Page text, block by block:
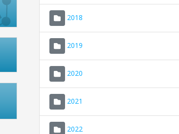
2018
2019
2020
2021
2022